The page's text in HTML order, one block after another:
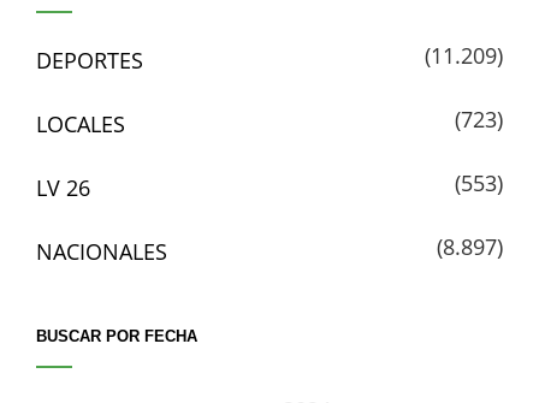
DEPORTES (11.209)
LOCALES (723)
LV 26 (553)
NACIONALES (8.897)
BUSCAR POR FECHA